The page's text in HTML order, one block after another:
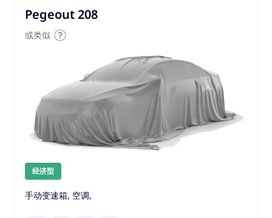
Pegeout 208
或类似
经济型
手动变速箱, 空调,